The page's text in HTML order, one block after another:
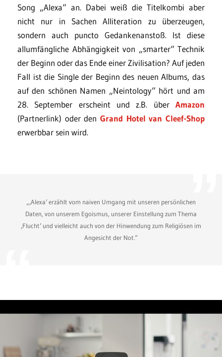
Song „Alexa“ an. Dabei weiß die Titelkombi aber
nicht nur in Sachen Alliteration zu überzeugen,
sondern auch puncto Gedankenanstoß. Ist diese
allumfängliche Abhängigkeit von „smarter“ Technik
der Beginn oder das Ende einer Zivilisation? Auf jeden
Fall ist die Single der Beginn des neuen Albums, das
auf den schönen Namen „Neintology“ hört und am
28. September erscheint und z.B. über Amazon
(Partnerlink) oder den Grand Hotel van Cleef-Shop
erwerbbar sein wird.
„‚Alexa‘ erzählt vom naiven Umgang mit unseren persönlichen
Daten, von unserem Egoismus, unserer Einstellung zum Thema
‚Flucht‘ und vielleicht auch von der Hinwendung zum Religiösen im
Angesicht der Not.“